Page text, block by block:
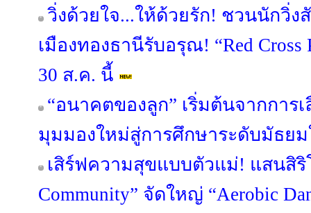
วิ่งด้วยใจ...ให้ด้วยรัก! ชวนนักวิ่
เมืองทองธานีรับอรุณ! “Red Cross
30 ส.ค. นี้
“อนาคตของลูก” เริ่มต้นจากการ
มุมมองใหม่สู่การศึกษาระดับมัธยม
เสิร์ฟความสุขแบบตัวแม่! แสนสิริ
Community” จัดใหญ่ “Aerobic